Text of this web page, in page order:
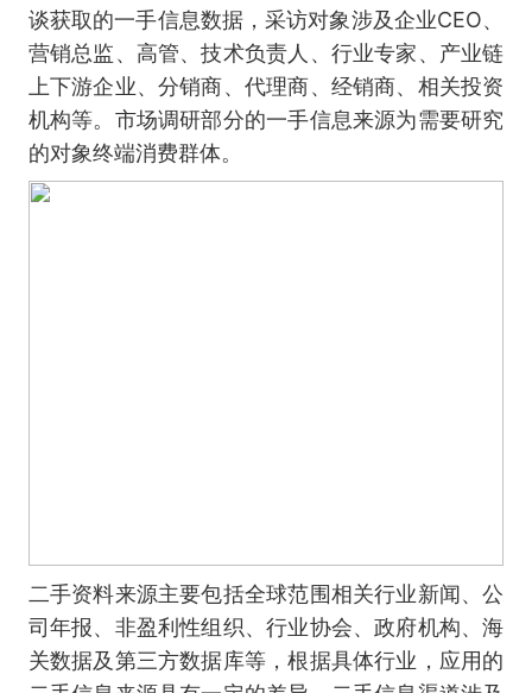
谈获取的一手信息数据，采访对象涉及企业CEO、
营销总监、高管、技术负责人、行业专家、产业链
上下游企业、分销商、代理商、经销商、相关投资
机构等。市场调研部分的一手信息来源为需要研究
的对象终端消费群体。
二手资料来源主要包括全球范围相关行业新闻、公
司年报、非盈利性组织、行业协会、政府机构、海
关数据及第三方数据库等，根据具体行业，应用的